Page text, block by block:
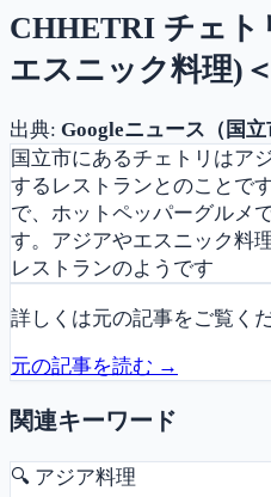
CHHETRI チェト
エスニック料理)
出典: Googleニュース（国立
国立市にあるチェトリはア
するレストランとのことで
で、ホットペッパーグルメ
す。アジアやエスニック料
レストランのようです
詳しくは元の記事をご覧く
元の記事を読む →
関連キーワード
🔍 アジア料理